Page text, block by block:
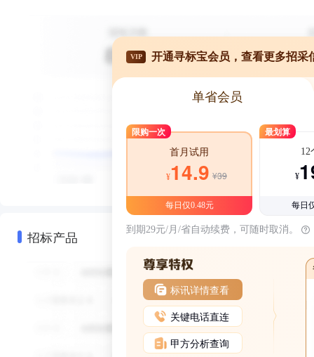
招标产品
VIP 开通寻标宝会员，查看更多招采
单省会员
限购一次
首月试用
¥14.9 ¥39
每日仅0.48元
最划算
12
¥
每日
到期29元/月/省自动续费，可随时取消。
标讯详情查看
关键电话直连
甲方分析查询